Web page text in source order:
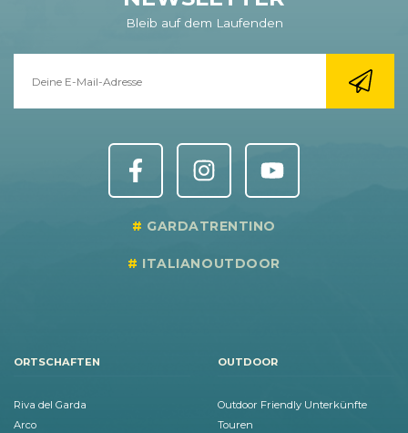
Bleib auf dem Laufenden
GARDATRENTINO
ITALIANOUTDOOR
ORTSCHAFTEN
Riva del Garda
Arco
OUTDOOR
Outdoor Friendly Unterkünfte
Touren